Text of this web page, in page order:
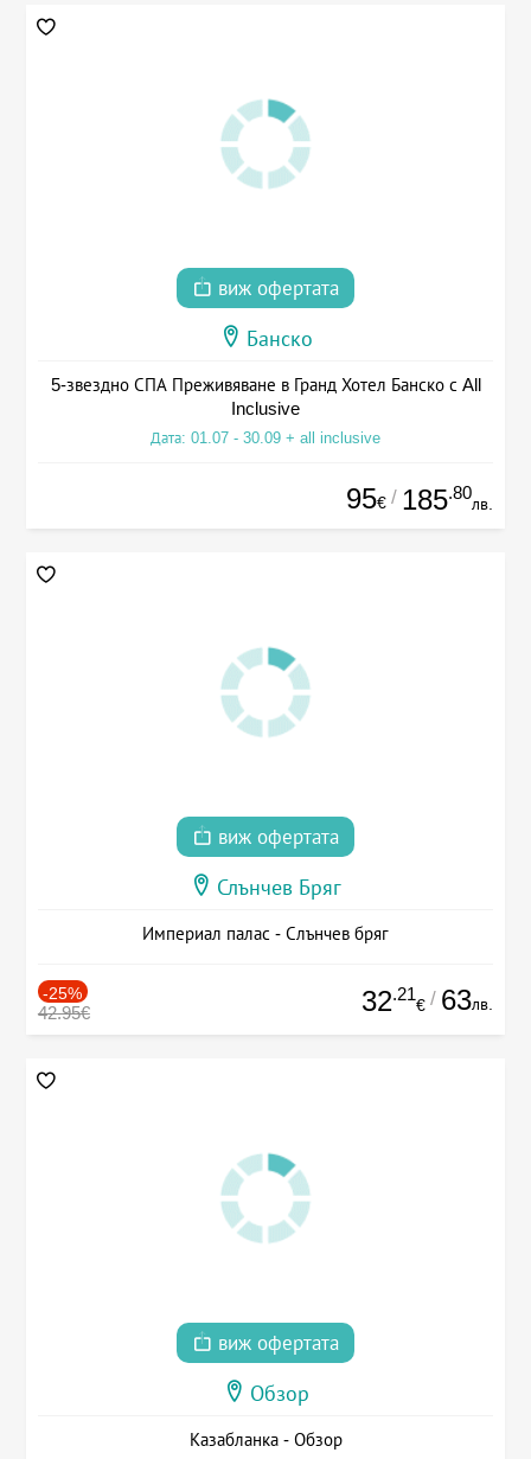
виж офертата
Банско
5-звездно СПА Преживяване в Гранд Хотел Банско с All
Inclusive
Дата: 01.07 - 30.09 + all inclusive
95€ / 185.80
лв.
виж офертата
Слънчев Бряг
Империал палас - Слънчев бряг
-25%
42.95€ 32.21
€ / 63лв.
виж офертата
Обзор
Казабланка - Обзор